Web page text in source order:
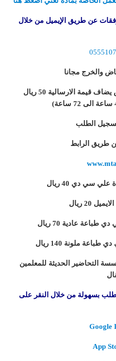
عن طريق الإيميل من خلال
والخرج مجانا
لمن هم خارج مدينة الرياض يضاف قيمة الارسالية 50 ريال
الطلب
طريق الرابط
سي دي 40 ريال
20 ريال
عادية 70 ريال
ملونة 140 ريال
التحاضير الحديثة للمعلمين
بسهولة من خلال النقر على
Google
App